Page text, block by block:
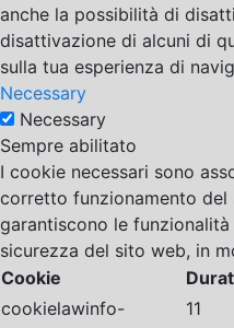
anche la possibilità di
disattivazione di alcuni di
sulla tua esperienza di
Necessary
Necessary
Sempre abilitato
I cookie necessari sono
corretto funzionamento
garantiscono le
sicurezza del sito web, in
Cookie
cookielawinfo-
11